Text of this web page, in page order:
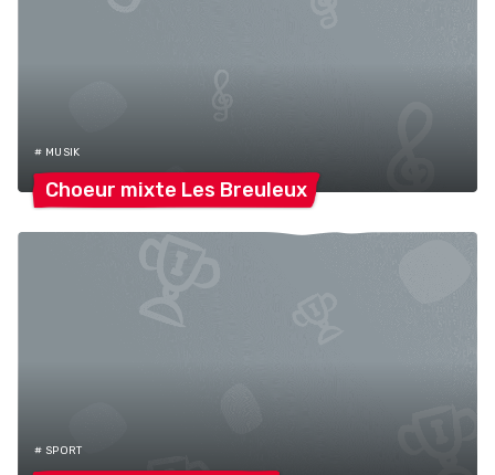
# MUSIK
Choeur mixte Les Breuleux
# SPORT